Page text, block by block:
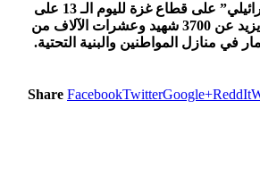
ويتواصل العدوان “الإسرائيلي” على قطاع غزة لليوم الـ 13 على
التوالي، والذي خلف ما يزيد عن 3700 شهيد وعشرات الآلاف من
في منازل المواطنين والبنية التحتية.
Share FacebookTwitterGoogle+ReddIt